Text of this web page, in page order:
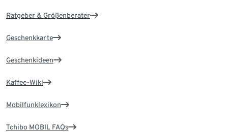
Ratgeber & Größenberater
Geschenkkarte
Geschenkideen
Kaffee-Wiki
Mobilfunklexikon
Tchibo MOBIL FAQs